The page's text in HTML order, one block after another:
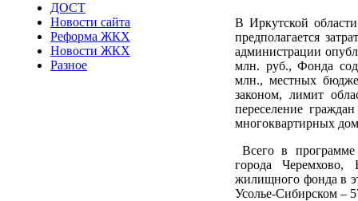
ДОСТ
Новости сайта
Реформа ЖКХ
Новости ЖКХ
Разное
В Иркутской
предполагается
администрации
млн. руб., Фонда
млн., местных
законом, лимит
переселение
многоквартирных
Всего в программе
города Черемхово,
жилищного фонда в
Усолье-Сибирском –